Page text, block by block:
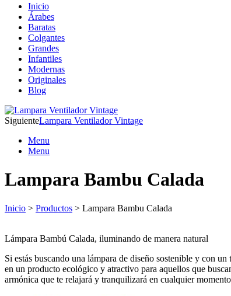
Inicio
Árabes
Baratas
Colgantes
Grandes
Infantiles
Modernas
Originales
Blog
SiguienteLampara Ventilador Vintage
Menu
Menu
Lampara Bambu Calada
Inicio > Productos > Lampara Bambu Calada
Lámpara Bambú Calada, iluminando de manera natural
Si estás buscando una lámpara de diseño sostenible y con
en un producto ecológico y atractivo para aquellos que
armónica que te relajará y tranquilizará en cualquier